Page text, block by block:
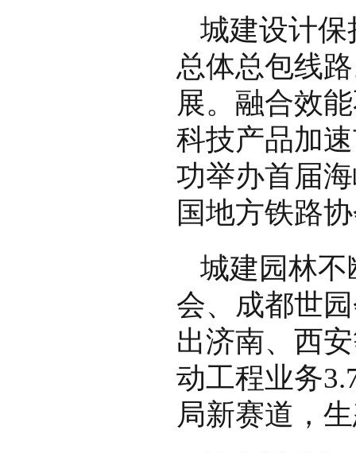
城建设计
总体总包线
展。融合效
科技产品加
功举办首届
国地方铁路
城建园林不
会、成都世
出济南、西
动工程业务
局新赛道，